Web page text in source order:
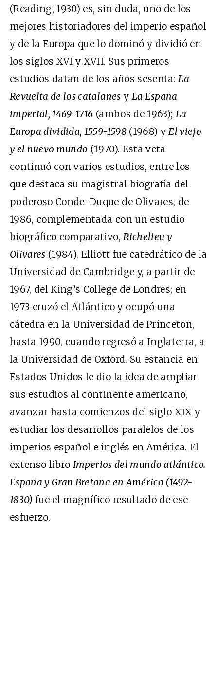
(Reading, 1930) es, sin duda, uno de los
mejores historiadores del imperio español
y de la Europa que lo dominó y dividió en
los siglos XVI y XVII. Sus primeros
estudios datan de los años sesenta:La
Revuelta de los catalanes y La España
imperial, 1469-1716 (ambos de 1963); La
Europa dividida, 1559-1598(1968) yEl viejo
y el nuevo mundo (1970). Esta veta
continuó con varios estudios, entre los
que destaca su magistral biografía del
poderoso Conde-Duque de Olivares, de
1986, complementada con un estudio
biográfico comparativo,Richelieu y
Olivares (1984). Elliott fue catedrático de la
Universidad de Cambridge y, a partir de
1967, del King’s College de Londres; en
1973 cruzó el Atlántico y ocupó una
cátedra en la Universidad de Princeton,
hasta 1990, cuando regresó a Inglaterra, a
la Universidad de Oxford. Su estancia en
Estados Unidos le dio la idea de ampliar
sus estudios al continente americano,
avanzar hasta comienzos del siglo XIX y
estudiar los desarrollos paralelos de los
imperios español e inglés en América. El
extenso libro Imperios del mundo atlántico.
España y Gran Bretaña en América (1492-
1830) fue el magnífico resultado de ese
esfuerzo.